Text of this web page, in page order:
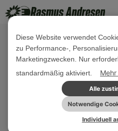
21.
Nach der COP:
Plan für
Subventionen
Diese Website verwendet
zu Performance-,
Marketingzwecken. Nur
standardmäßig aktiviert.
Alle
Notwendige
Individuell